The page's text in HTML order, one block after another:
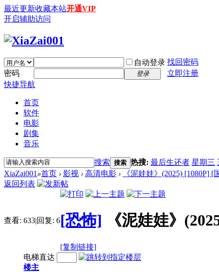
最近更新收藏本站开通VIP
开启辅助访问
自动登录 找回密码
密码
登录
立即注册
快捷导航
首页
软件
电影
剧集
音乐
搜索 搜索 热搜: 最后生还者 星期三
XiaZai001 »首页 › 影视 › 高清电影 ›
《泥娃娃》(2025) [1080P] [
返回列表
查看: 633|回复: 6[恐怖] 《泥娃娃》
[复制链接]
电梯直达
楼主